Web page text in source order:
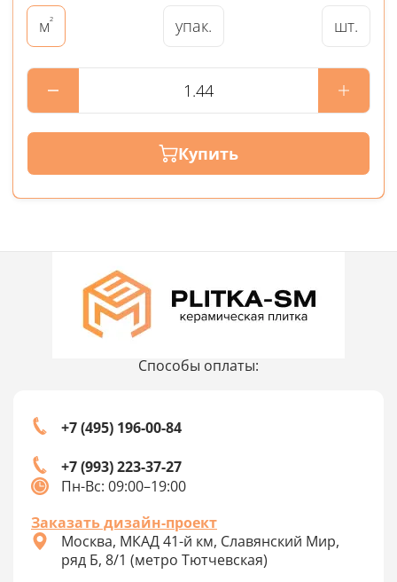
м² упак. шт.
Купить
Способы оплаты:
+7 (495) 196-00-84
+7 (993) 223-37-27
Пн-Вс: 09:00–19:00
Заказать дизайн-проект
Москва, МКАД 41-й км, Славянский Мир,
ряд Б, 8/1 (метро Тютчевская)